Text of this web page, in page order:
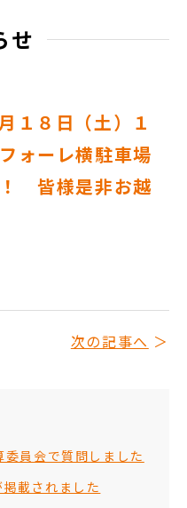
せ
１８日（土）１
ォーレ横駐車場
皆様是非お越
次の記事へ
員会で質問しました
載されました